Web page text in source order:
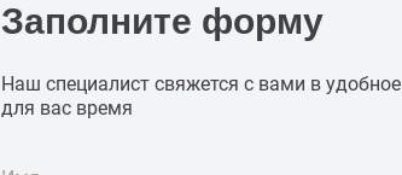
Заполните форму
Наш специалист свяжется с вами в удобное
для вас время